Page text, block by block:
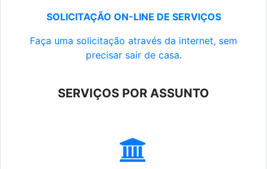
SOLICITAÇÃO ON-LINE DE SERVIÇOS
Faça uma solicitação através da internet, sem
precisar sair de casa.
SERVIÇOS POR ASSUNTO